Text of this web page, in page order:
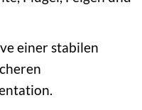
einer stabilen